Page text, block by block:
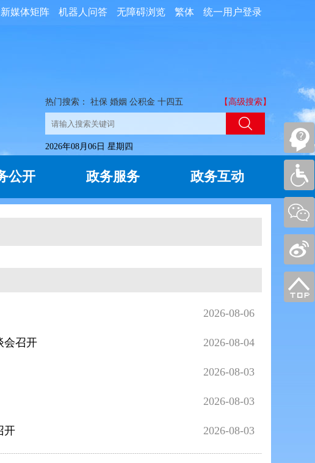
统一用户登录
繁体
无障碍浏览
机器人问答
媒体矩阵
热门搜索： 社保 婚姻 公积金 十四五 【高级搜索】
2026年08月06日 星期四
公开 政务服务 政务互动
2026-08-06
会召开 2026-08-04
2026-08-03
2026-08-03
开 2026-08-03